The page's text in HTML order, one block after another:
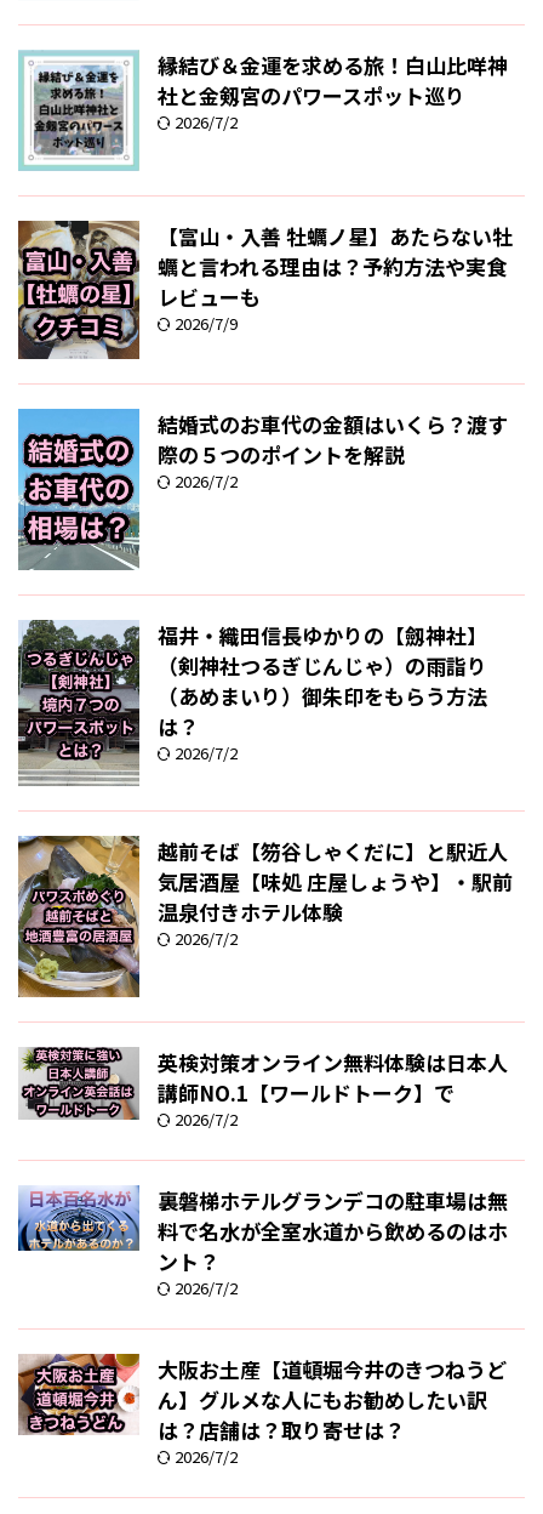
縁結び＆金運を求める旅！白山比咩神
社と金剱宮のパワースポット巡り
2026/7/2
【富山・入善 牡蠣ノ星】あたらない牡
蠣と言われる理由は？予約方法や実食
レビューも
2026/7/9
結婚式のお車代の金額はいくら？渡す
際の５つのポイントを解説
2026/7/2
福井・織田信長ゆかりの【劔神社】
（剣神社つるぎじんじゃ）の雨詣り
（あめまいり）御朱印をもらう方法
は？
2026/7/2
越前そば【笏谷しゃくだに】と駅近人
気居酒屋【味処 庄屋しょうや】・駅前
温泉付きホテル体験
2026/7/2
英検対策オンライン無料体験は日本人
講師NO.1【ワールドトーク】で
2026/7/2
裏磐梯ホテルグランデコの駐車場は無
料で名水が全室水道から飲めるのはホ
ント？
2026/7/2
大阪お土産【道頓堀今井のきつねうど
ん】グルメな人にもお勧めしたい訳
は？店舗は？取り寄せは？
2026/7/2